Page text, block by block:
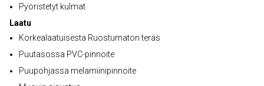
Pyöristetyt kulmat
Laatu
Korkealaatuisesta Ruostumaton teräs
Puutasossa PVC-pinnoite
Puupohjassa melamiinipinnoite